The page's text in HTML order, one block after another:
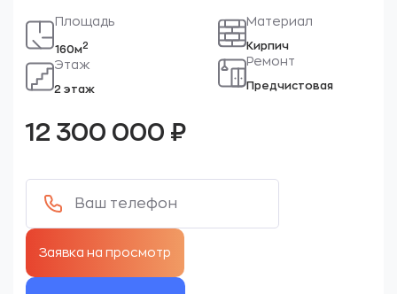
Площадь
160м2
Этаж
2 этаж
Материал
Кирпич
Ремонт
Предчистовая
12 300 000 ₽